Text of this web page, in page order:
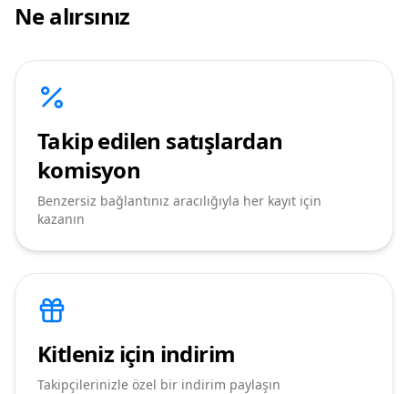
Ne alırsınız
Takip edilen satışlardan
komisyon
Benzersiz bağlantınız aracılığıyla her kayıt için
kazanın
Kitleniz için indirim
Takipçilerinizle özel bir indirim paylaşın